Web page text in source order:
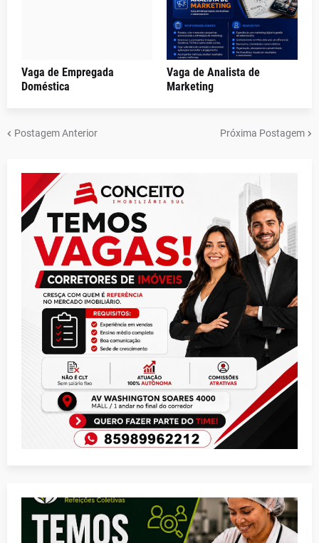
Vaga de Empregada
Doméstica
Vaga de Analista de
Marketing
Postagem Anterior Próxima Postagem